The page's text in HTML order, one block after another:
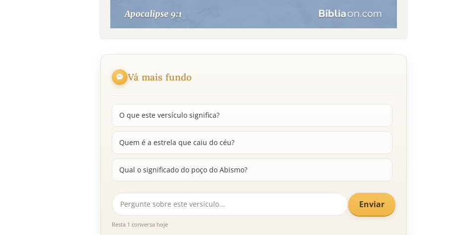
Vá mais fundo
O que este versículo significa?
Quem é a estrela que caiu do céu?
Qual o significado do poço do Abismo?
Enviar
Resta 1 conversa hoje